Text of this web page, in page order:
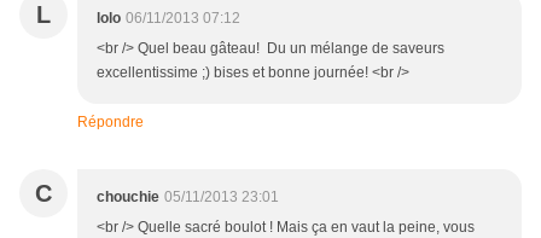
L lolo 06/11/2013 07:12
<br /> Quel beau gâteau! Du un mélange de saveurs
excellentissime ;) bises et bonne journée! <br />
Répondre
C chouchie 05/11/2013 23:01
<br /> Quelle sacré boulot ! Mais ça en vaut la peine, vous